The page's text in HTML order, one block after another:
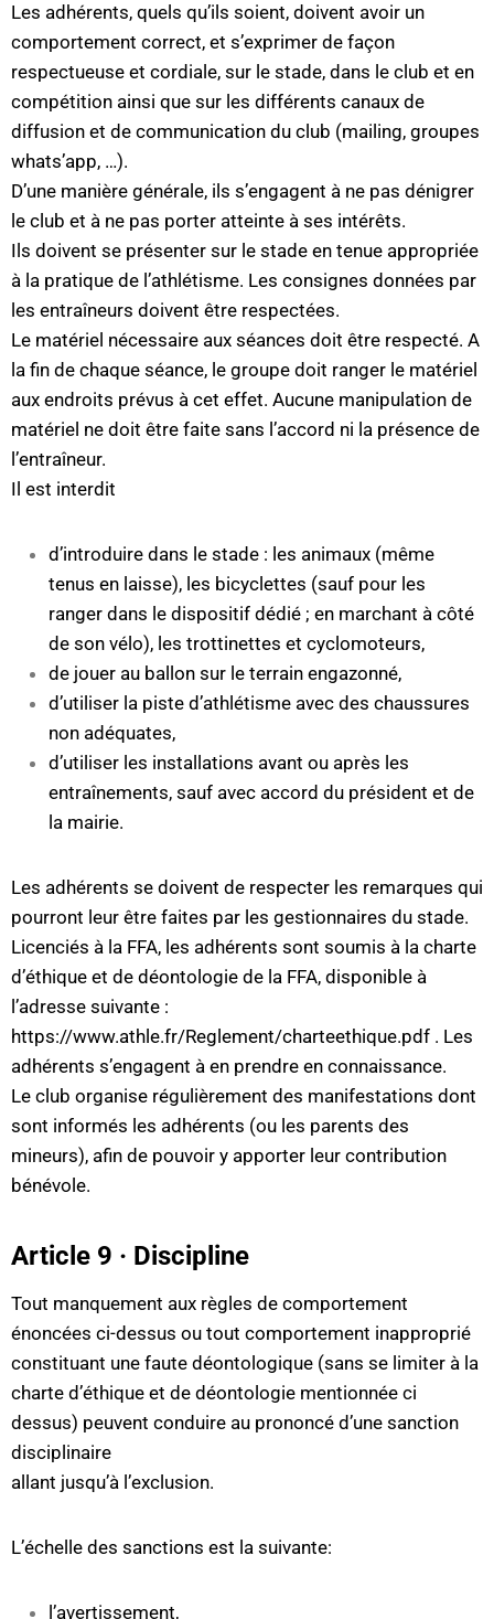
Les adhérents, quels qu’ils soient, doivent avoir un
comportement correct, et s’exprimer de façon
respectueuse et cordiale, sur le stade, dans le club et en
compétition ainsi que sur les différents canaux de
diffusion et de communication du club (mailing, groupes
whats’app, …).
D’une manière générale, ils s’engagent à ne pas dénigrer
le club et à ne pas porter atteinte à ses intérêts.
Ils doivent se présenter sur le stade en tenue appropriée
à la pratique de l’athlétisme. Les consignes données par
les entraîneurs doivent être respectées.
Le matériel nécessaire aux séances doit être respecté. A
la fin de chaque séance, le groupe doit ranger le matériel
aux endroits prévus à cet effet. Aucune manipulation de
matériel ne doit être faite sans l’accord ni la présence de
l’entraîneur.
Il est interdit
d’introduire dans le stade : les animaux (même
tenus en laisse), les bicyclettes (sauf pour les
ranger dans le dispositif dédié ; en marchant à côté
de son vélo), les trottinettes et cyclomoteurs,
de jouer au ballon sur le terrain engazonné,
d’utiliser la piste d’athlétisme avec des chaussures
non adéquates,
d’utiliser les installations avant ou après les
entraînements, sauf avec accord du président et de
la mairie.
Les adhérents se doivent de respecter les remarques qui
pourront leur être faites par les gestionnaires du stade.
Licenciés à la FFA, les adhérents sont soumis à la charte
d’éthique et de déontologie de la FFA, disponible à
l’adresse suivante :
https://www.athle.fr/Reglement/charteethique.pdf . Les
adhérents s’engagent à en prendre en connaissance.
Le club organise régulièrement des manifestations dont
sont informés les adhérents (ou les parents des
mineurs), afin de pouvoir y apporter leur contribution
bénévole.
Article 9 · Discipline
Tout manquement aux règles de comportement
énoncées ci-dessus ou tout comportement inapproprié
constituant une faute déontologique (sans se limiter à la
charte d’éthique et de déontologie mentionnée ci
dessus) peuvent conduire au prononcé d’une sanction
disciplinaire
allant jusqu’à l’exclusion.
L’échelle des sanctions est la suivante:
l’avertissement,